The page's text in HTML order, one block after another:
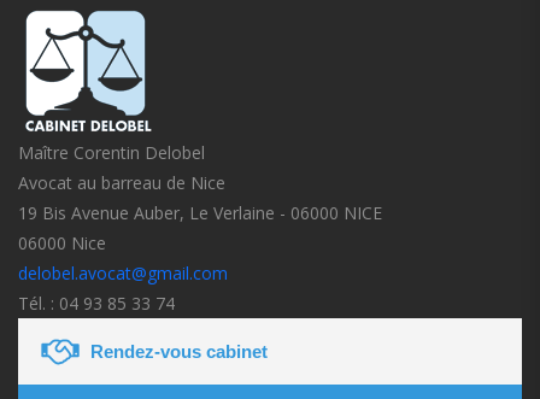
Maître Corentin Delobel
Avocat au barreau de Nice
19 Bis Avenue Auber, Le Verlaine - 06000 NICE
06000 Nice
delobel.avocat@gmail.com
Tél. : 04 93 85 33 74
Rendez-vous cabinet